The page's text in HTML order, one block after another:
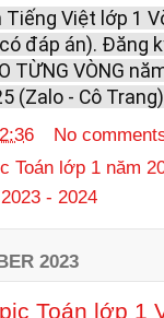
Việt lớp 1
đáp án). Đăng
TỪNG VÒNG
(Zalo - Cô
No
Toán lớp 1 năm
- 2024
2023
Toán lớp 1